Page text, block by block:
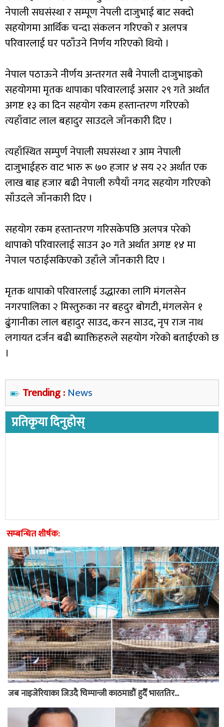
नेपाली सघसंस्था र सम्पूण नेपली दाजुभाई बाट सक्दो
सहयोगमा आर्थिक चन्दा संकलन गरिएको र अलपत्र
परिवारलाई घर पठाँउने निर्णय गरिएको थियो ।
नेपाल पठाऊने नीर्णय अन्तरगत सबै नेपाली दाजुभाइको
सहयोगमा मृतक थापाका परिवारलाई असार २९ गते अर्थात
अगष्ट १३ का दिन सहयोग रकम हस्तान्तरण गरिएको
त्यहाँवाट लाल बहादुर साउदले जाँनकारी दिए ।
त्यहाँस्थित सम्पुर्ण नेपाली सघसंस्था र आम नेपाली
दाजुभाईहरु वाट भारु रू ७० हजार ४ सय २२ अर्थात एक
लाख बाह्र हजार बढी नेपाली रुपैयाँ नगद सहयोग गरिएको
साँउदले जाँनकारी दिए ।
सहयोग रकम हस्तान्तरण गरिसकेपछि अलपत्र परेको
थापाको परिवारलाई साउन ३० गते अर्थात अगष्ट १४ मा
नेपाल पठाईसकिएको उहाँले जाँनकारी दिए ।
मृतक थापाको परिवारलाई उद्धारका लागि मंगलसेन
नगरपालिका २ मिस्तुरुका नर बहदुर बोगटी, मंगलसेन १
ढुंगानीका लाल बहादुर साउद, करन साउद, नृप राज नाथ
लगायत दर्जन बढी ब्याक्तिहरुले सहयोग गरेको बताईएको छ
।
Trending : News
प्रतिकृया दिनुहोस्
सम्बन्धित शीर्षक:
जब नाइजेरियाका जिउदै चिम्पान्जी काठमाडौं हुदैँ भारततिर...